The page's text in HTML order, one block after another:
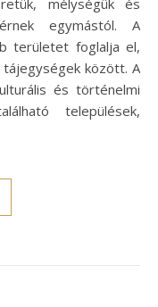
egymástól. A
területet foglalja el,
között. A
és történelmi
települések,